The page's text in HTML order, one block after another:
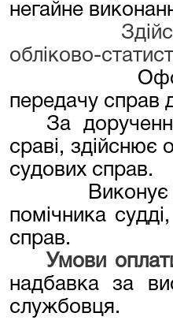
негайне
обліково-
передачу справ
За
сраві, здійснює
судових справ.
Виконує
помічника
справ.
Умови
надбавка за
службовця.